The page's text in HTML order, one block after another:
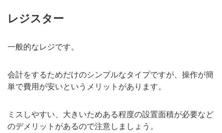
レジスター
一般的なレジです。
会計をするためだけのシンプルなタイプですが、操作が簡
単で費用が安いというメリットがあります。
ミスしやすい、大きいためある程度の設置面積が必要など
のデメリットがあるので注意しましょう。